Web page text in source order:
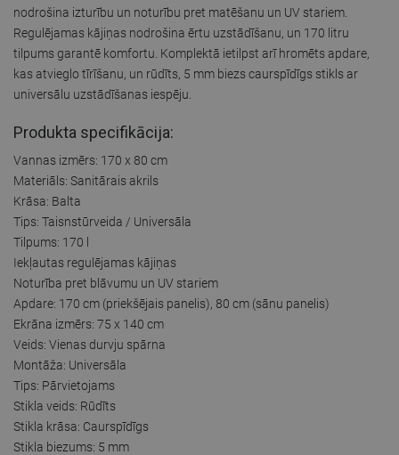
nodrošina izturību un noturību pret matēšanu un UV stariem.
Regulējamas kājiņas nodrošina ērtu uzstādīšanu, un 170 litru
tilpums garantē komfortu. Komplektā ietilpst arī hromēts apdare,
kas atvieglo tīrīšanu, un rūdīts, 5 mm biezs caurspīdīgs stikls ar
universālu uzstādīšanas iespēju.
Produkta specifikācija:
Vannas izmērs: 170 x 80 cm
Materiāls: Sanitārais akrils
Krāsa: Balta
Tips: Taisnstūrveida / Universāla
Tilpums: 170 l
Iekļautas regulējamas kājiņas
Noturība pret blāvumu un UV stariem
Apdare: 170 cm (priekšējais panelis), 80 cm (sānu panelis)
Ekrāna izmērs: 75 x 140 cm
Veids: Vienas durvju spārna
Montāža: Universāla
Tips: Pārvietojams
Stikla veids: Rūdīts
Stikla krāsa: Caurspīdīgs
Stikla biezums: 5 mm